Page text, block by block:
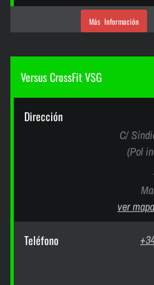
Más Información
Versus CrossFit VSG
Dirección
C/
(Pol
ver
Teléfono